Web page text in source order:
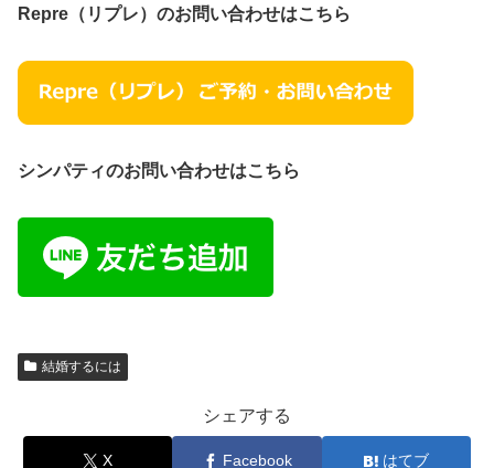
Repre（リプレ）のお問い合わせはこちら
シンパティのお問い合わせはこちら
結婚するには
シェアする
X Facebook はてブ